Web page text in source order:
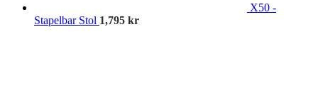
X50 -
Stapelbar Stol 1,795 kr